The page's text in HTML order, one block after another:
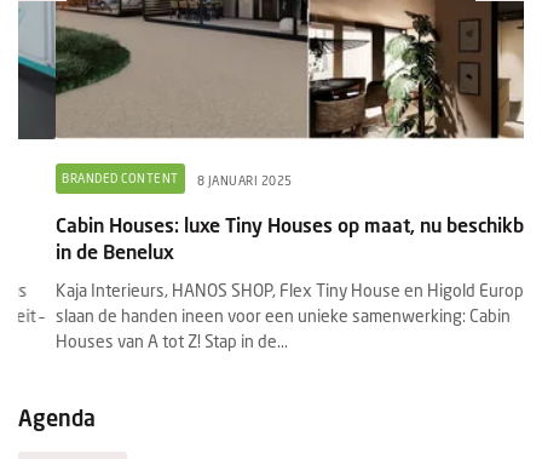
BRANDED CONTENT 8 JANUARI 2025
Cabin Houses: luxe Tiny Houses op maat, nu beschikbaar
in de Benelux
Kaja Interieurs, HANOS SHOP, Flex Tiny House en Higold Europe
slaan de handen ineen voor een unieke samenwerking: Cabin
Houses van A tot Z! Stap in de...
Agenda